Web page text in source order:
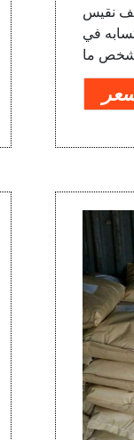
كيف نقيس
يتم احتسابه في
شخص ما